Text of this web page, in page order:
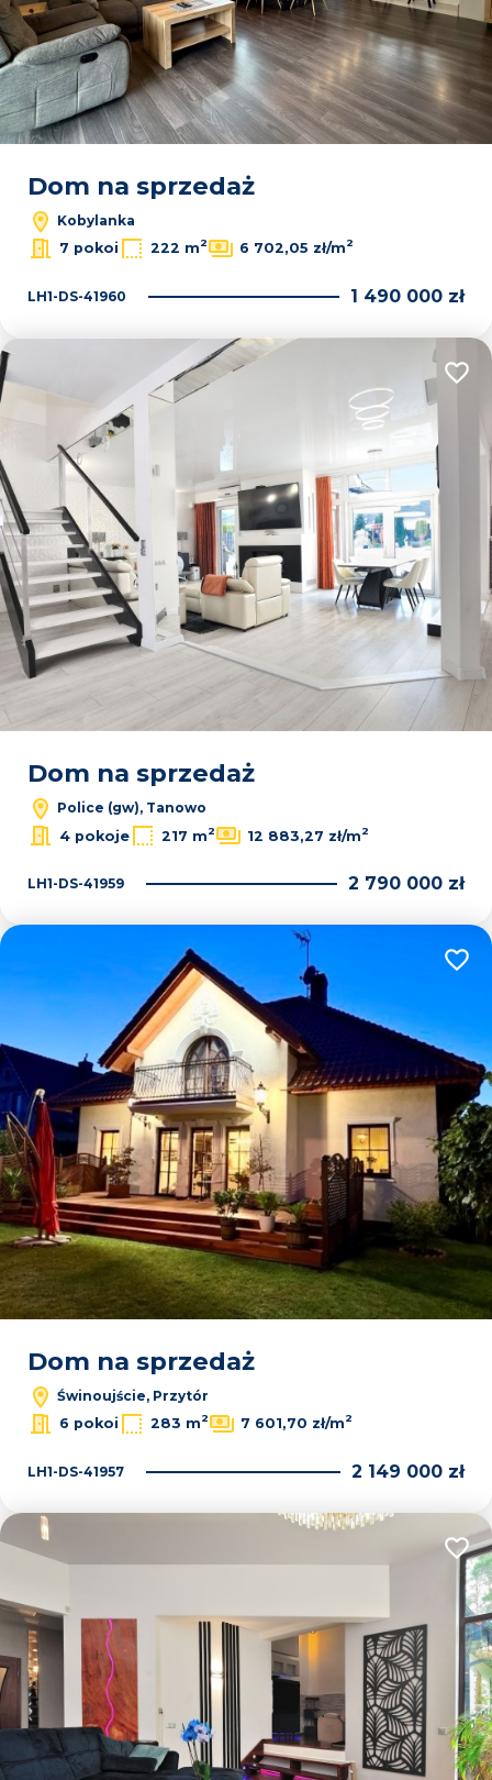
Dom na sprzedaż
Kobylanka
7 pokoi
222 m2 6 702,05 zł/m2
LH1-DS-41960 1 490 000 zł
Dom na sprzedaż
Police (gw), Tanowo
4 pokoje
217 m2 12 883,27 zł/m2
LH1-DS-41959 2 790 000 zł
Dom na sprzedaż
Świnoujście, Przytór
6 pokoi
283 m2 7 601,70 zł/m2
LH1-DS-41957 2 149 000 zł